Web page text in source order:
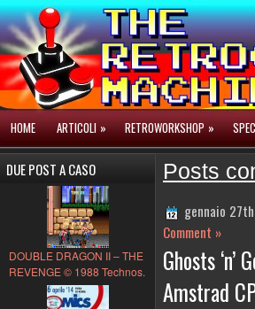
HOME ARTICOLI » RETROWORKSHOP »
DUE POST A CASO
DOUBLE DRAGON II – THE
REVENGE © 1988 Technos.
Posts
gennaio
Comment »
Ghosts
Amstrad